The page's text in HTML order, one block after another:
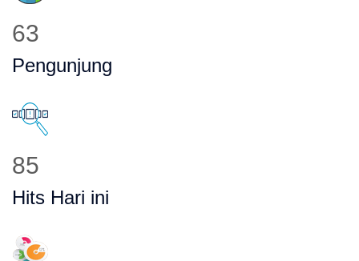
80
Pengunjung
108
Hits Hari ini